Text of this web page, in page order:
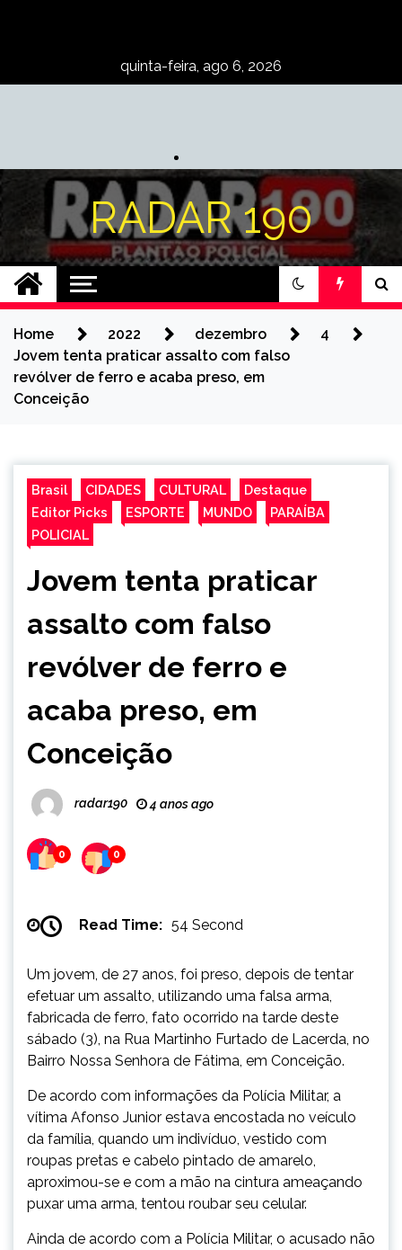
quinta-feira, ago 6, 2026
RADAR 190
Home 2022 dezembro
4
Jovem tenta praticar assalto com falso
revólver de ferro e acaba preso, em
Conceição
Brasil CIDADES CULTURAL
Destaque
Editor Picks
ESPORTE MUNDO
PARAÍBA
POLICIAL
Jovem tenta praticar
assalto com falso
revólver de ferro e
acaba preso, em
Conceição
radar190 4 anos ago
0 0
Read Time: 54 Second
Um jovem, de 27 anos, foi preso, depois de tentar
efetuar um assalto, utilizando uma falsa arma,
fabricada de ferro, fato ocorrido na tarde deste
sábado (3), na Rua Martinho Furtado de Lacerda, no
Bairro Nossa Senhora de Fátima, em Conceição.
De acordo com informações da Polícia Militar, a
vítima Afonso Junior estava encostada no veículo
da família, quando um indivíduo, vestido com
roupas pretas e cabelo pintado de amarelo,
aproximou-se e com a mão na cintura ameaçando
puxar uma arma, tentou roubar seu celular.
Ainda de acordo com a Polícia Militar, o acusado não